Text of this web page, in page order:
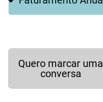
Quero marcar uma
conversa